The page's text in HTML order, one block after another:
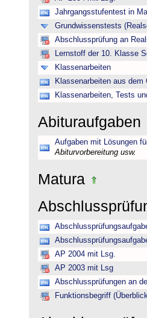
Jahrgangsstufentest in
Grundwissenstests
Abschlussprüfung an
Lernstoff der 10. Klasse
Klassenarbeiten
Klassenarbeiten aus dem
Klassenarbeiten, Tests
Abituraufgaben
Aufgaben mit Lösungen
Abiturvorbereitung usw.
Matura
AP 2004 mit Lsg.
AP 2003 mit Lsg
Abschlussprüfungen an
Funktionsbegriff